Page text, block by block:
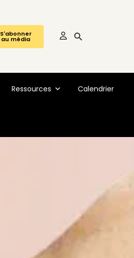
S'abonner
au média
Ressources Calendrier